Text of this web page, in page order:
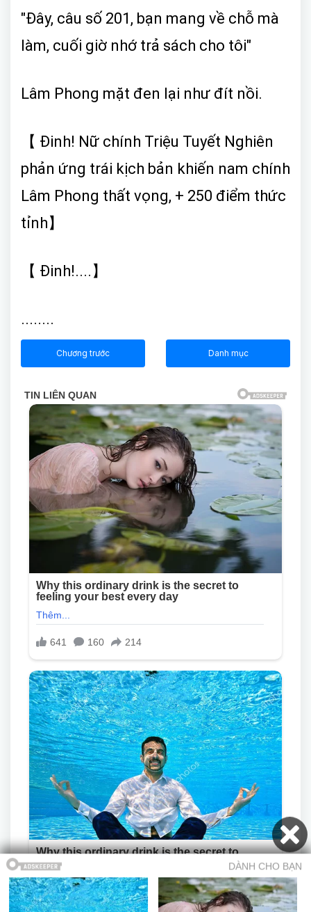
Trở về truyện Chương trước Mục lục Trang chủ Truyện 18+
"Đây, câu số 201, bạn mang về chỗ mà
làm, cuối giờ nhớ trả sách cho tôi"
Lâm Phong mặt đen lại như đít nồi.
【 Đinh! Nữ chính Triệu Tuyết Nghiên
phản ứng trái kịch bản khiến nam chính
Lâm Phong thất vọng, + 250 điểm thức
tỉnh】
【 Đinh!....】
........
Chương trước Danh mục